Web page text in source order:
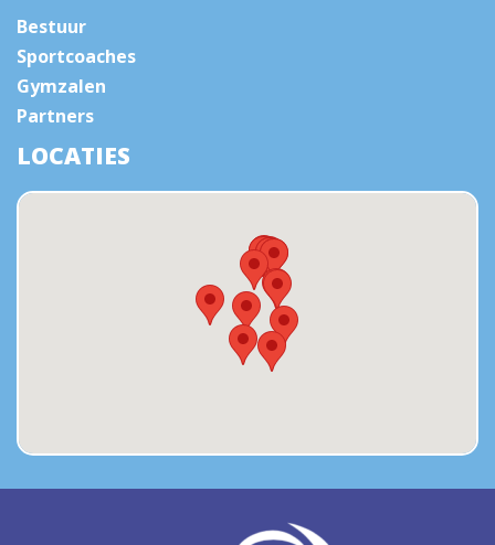
Bestuur
Sportcoaches
Gymzalen
Partners
LOCATIES